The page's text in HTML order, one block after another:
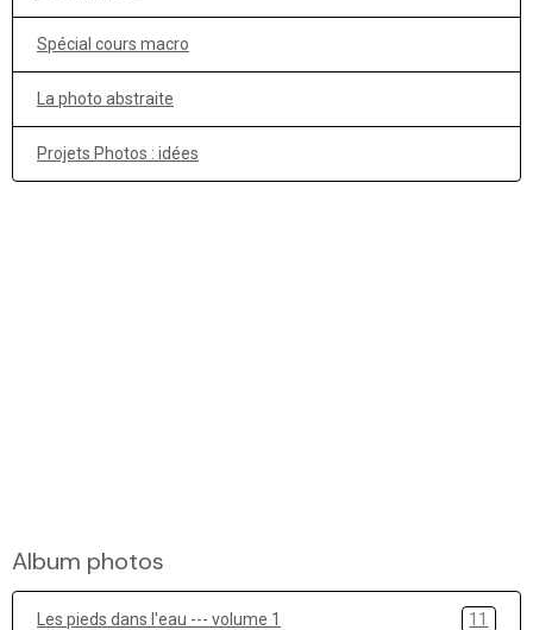
Spécial cours macro
La photo abstraite
Projets Photos : idées
Album photos
Les pieds dans l'eau --- volume 1 11